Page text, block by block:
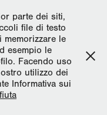
parte dei siti,
file di testo
le
esempio le
Facendo uso
utilizzo dei
Informativa sui